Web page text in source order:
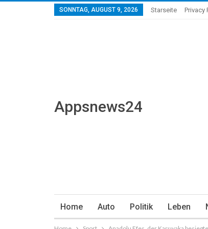
SONNTAG, AUGUST 9, 2026 Starseite Privacy
Appsnews24
Home Auto Politik Leben